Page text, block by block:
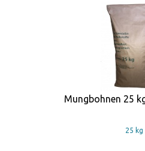
Mungbohnen 25
25 kg